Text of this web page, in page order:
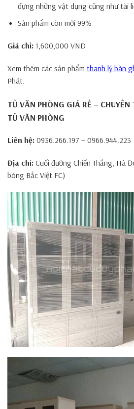
đựng những vật dụng cũng như tài
Sản phẩm còn mới 99%
Giá chỉ: 1,600,000 VND
Xem thêm các sản phẩm thanh lý bàn
Phát.
TỦ VĂN PHÒNG GIÁ RẺ – CHUYÊN
TỦ VĂN PHÒNG
Liên hệ: 0936.266.197 – 0966.944.223
Địa chỉ: Cuối đường Chiến Thắng, Hà
bóng Bắc Việt FC)